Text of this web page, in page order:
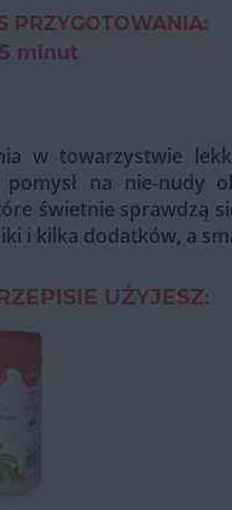
PRZYGOTOWANIA:
minut
w towarzystwie
na nie-nudy
świetnie sprawdzą
i kilka dodatków, a
UŻYJESZ: